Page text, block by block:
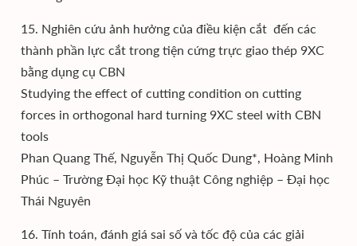
15. Nghiên cứu ảnh hưởng của điều kiện cắt đến các
thành phần lực cắt trong tiện cứng trực giao thép 9XC
bằng dụng cụ CBN
Studying the effect of cutting condition on cutting
forces in orthogonal hard turning 9XC steel with CBN
tools
Phan Quang Thế, Nguyễn Thị Quốc Dung*, Hoàng Minh
Phúc – Trường Đại học Kỹ thuật Công nghiệp – Đại học
Thái Nguyên
16. Tính toán, đánh giá sai số và tốc độ của các giải